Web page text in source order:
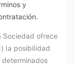
y
Sociedad ofrece
la posibilidad